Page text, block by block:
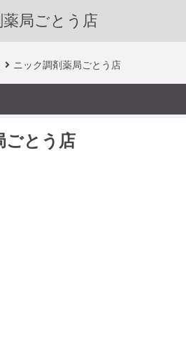
局ごとう店
ニック調剤薬局ごとう店
ごとう店